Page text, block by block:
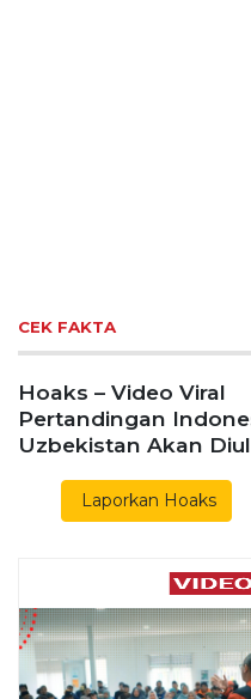
Bapas Yogyakarta
Evaluasi Program
Pemasyarakan
Bapas Yogyakarta
Koordinasi
SLEMAN – Balai
Yogyakarta dan